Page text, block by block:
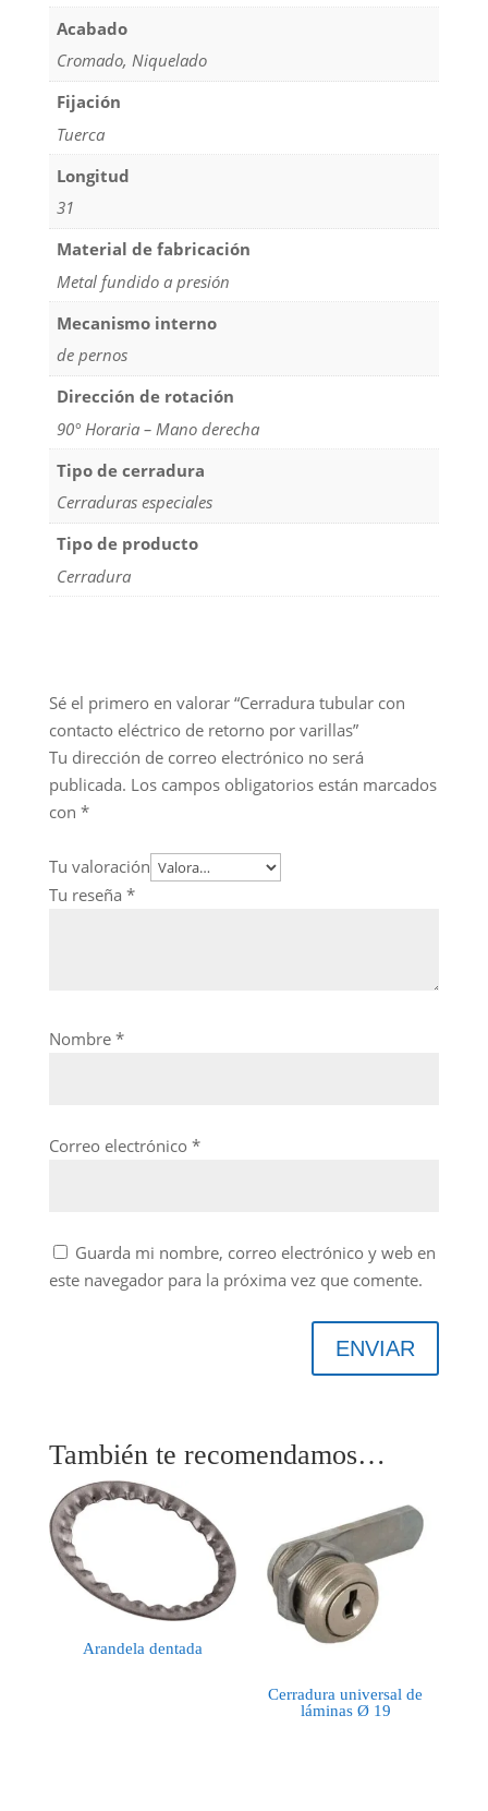
Acabado
Cromado, Niquelado
Fijación
Tuerca
Longitud
31
Material de fabricación
Metal fundido a presión
Mecanismo interno
de pernos
Dirección de rotación
90° Horaria – Mano derecha
Tipo de cerradura
Cerraduras especiales
Tipo de producto
Cerradura
Sé el primero en valorar “Cerradura tubular con
contacto eléctrico de retorno por varillas”
Tu dirección de correo electrónico no será
publicada. Los campos obligatorios están marcados
con *
Tu valoración
Tu reseña *
Nombre *
Correo electrónico *
Guarda mi nombre, correo electrónico y web en
este navegador para la próxima vez que comente.
ENVIAR
También te recomendamos…
Arandela dentada
Cerradura universal de
láminas Ø 19